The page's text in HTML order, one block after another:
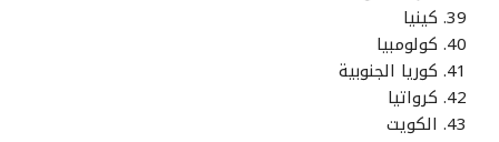
كينيا
كولومبيا
كوريا الجنوبية
كرواتيا
الكويت